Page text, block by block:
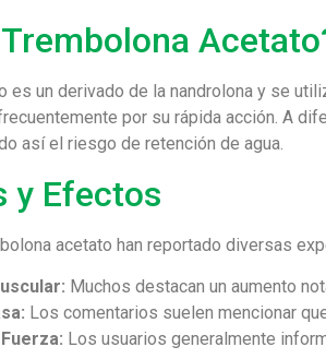
es un derivado de la nandrolona y se
por su rápida acción. A
así el riesgo de retención de agua.
y Efectos
acetato han reportado diversas
Muchos destacan un aumento
Los comentarios suelen mencionar
Los usuarios generalmente